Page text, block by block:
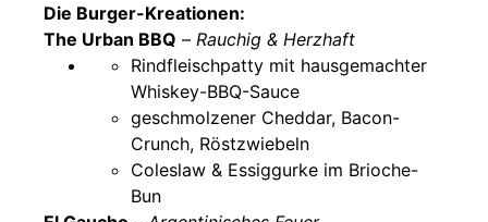
Die Burger-Kreationen:
The Urban BBQ – Rauchig & Herzhaft
Rindfleischpatty mit hausgemachter
Whiskey-BBQ-Sauce
geschmolzener Cheddar, Bacon-
Crunch, Röstzwiebeln
Coleslaw & Essiggurke im Brioche-
Bun